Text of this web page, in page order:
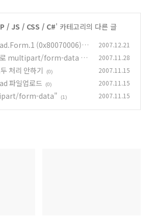
/ JS / CSS / C#' 카테고리의 다른 글
(0x80070006)
2007.12.21
multipart/form-data 인
기
(2)
2007.11.28
처리 안하기 (0) 2007.11.15
파일업로드 (0) 2007.11.15
form-data" (1) 2007.11.15